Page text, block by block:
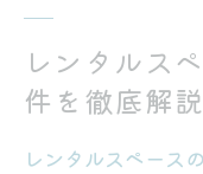
レンタルス
件を徹底解説
レンタルスペース